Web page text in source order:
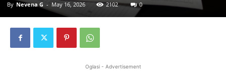
By Nevena G - May 16, 2026 2102 0
Oglasi - Advertisement